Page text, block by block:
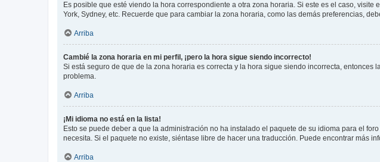
Es posible que esté viendo la hora correspondiente a otra zona horaria. Si este es el caso,
York, Sydney, etc. Recuerde que para cambiar la zona horaria, como las demás preferencias,
Arriba
Cambié la zona horaria en mi perfil, ¡pero la hora sigue siendo incorrecto!
Si está seguro de que de la zona horaria es correcta y la hora sigue siendo incorrecta,
problema.
Arriba
¡Mi idioma no está en la lista!
Esto se puede deber a que la administración no ha instalado el paquete de su idioma para el
necesita. Si el paquete no existe, siéntase libre de hacer una traducción. Puede encontrar más
Arriba